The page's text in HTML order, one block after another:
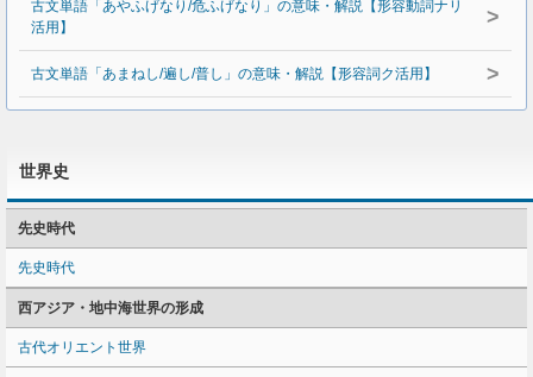
古文単語「あやふげなり/危ふげなり」の意味・解説【形容動詞ナリ
活用】
>
古文単語「あまねし/遍し/普し」の意味・解説【形容詞ク活用】 >
世界史
先史時代
先史時代
西アジア・地中海世界の形成
古代オリエント世界